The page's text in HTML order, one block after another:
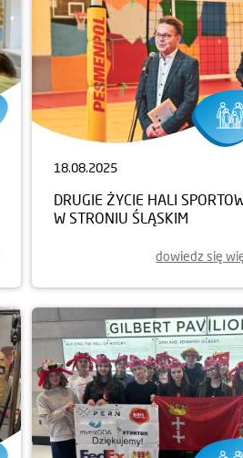
18.08.2025
DRUGIE ŻYCIE HALI
W STRONIU ŚLĄSKIM
dowiedz się